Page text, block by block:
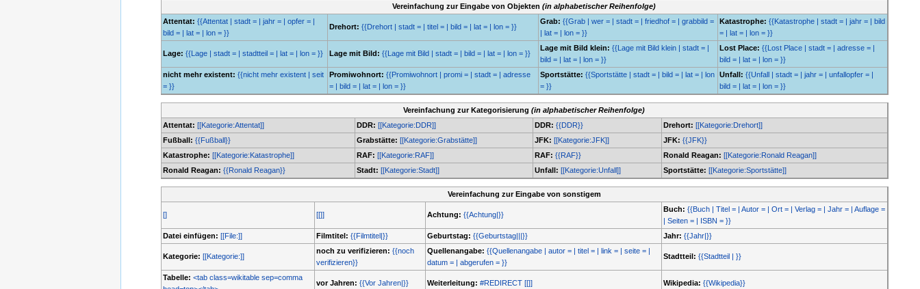
Vereinfachung zur Eingabe von Objekten (in alphabetischer Reihenfolge)
Attentat: {{Attentat | stadt = | jahr = | opfer = |
bild = | lat = | lon = }}
Drehort: {{Drehort | stadt = | titel = | bild = | lat = | lon = }}
Grab: {{Grab | wer = | stadt = | friedhof = | grabbild =
| lat = | lon = }}
Katastrophe: {{Katastrophe | stadt = | jahr = | bild
= | lat = | lon = }}
Lage: {{Lage | stadt = | stadtteil = | lat = | lon = }} Lage mit Bild: {{Lage mit Bild | stadt = | bild = | lat = | lon = }}
Lage mit Bild klein: {{Lage mit Bild klein | stadt = |
bild = | lat = | lon = }}
Lost Place: {{Lost Place | stadt = | adresse = |
bild = | lat = | lon = }}
nicht mehr existent: {{nicht mehr existent | seit
= }}
Promiwohnort: {{Promiwohnort | promi = | stadt = | adresse
= | bild = | lat = | lon = }}
Sportstätte: {{Sportstätte | stadt = | bild = | lat = | lon
= }}
Unfall: {{Unfall | stadt = | jahr = | unfallopfer = |
bild = | lat = | lon = }}
Vereinfachung zur Kategorisierung (in alphabetischer Reihenfolge)
Attentat: [[Kategorie:Attentat]] DDR: [[Kategorie:DDR]] DDR: {{DDR}} Drehort: [[Kategorie:Drehort]]
Fußball: {{Fußball}} Grabstätte: [[Kategorie:Grabstätte]] JFK: [[Kategorie:JFK]] JFK: {{JFK}}
Katastrophe: [[Kategorie:Katastrophe]] RAF: [[Kategorie:RAF]] RAF: {{RAF}} Ronald Reagan: [[Kategorie:Ronald Reagan]]
Ronald Reagan: {{Ronald Reagan}} Stadt: [[Kategorie:Stadt]] Unfall: [[Kategorie:Unfall]] Sportstätte: [[Kategorie:Sportstätte]]
Vereinfachung zur Eingabe von sonstigem
[] [[]] Achtung: {{Achtung|}}
Buch: {{Buch | Titel = | Autor = | Ort = | Verlag = | Jahr = | Auflage =
| Seiten = | ISBN = }}
Datei einfügen: [[File:]] Filmtitel: {{Filmtitel|}} Geburtstag: {{Geburtstag|||}} Jahr: {{Jahr|}}
Kategorie: [[Kategorie:]]
noch zu verifizieren: {{noch
verifizieren}}
Quellenangabe: {{Quellenangabe | autor = | titel = | link = | seite = |
datum = | abgerufen = }}
Stadtteil: {{Stadtteil | }}
Tabelle: <tab class=wikitable sep=comma
vor Jahren: {{Vor Jahren|}} Weiterleitung: #REDIRECT [[]] Wikipedia: {{Wikipedia}}